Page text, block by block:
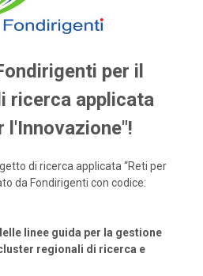
per il
ricerca applicata
l'Innovazione"!
di ricerca applicata “Reti per
da Fondirigenti con codice:
linee guida per la gestione
regionali di ricerca e